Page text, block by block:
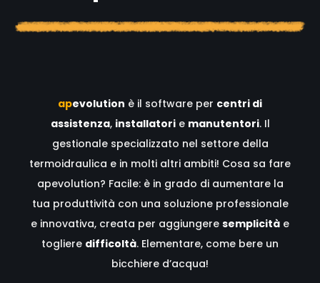
apevolution è il software per centri di
assistenza, installatorie manutentori. Il
gestionale specializzato nel settore della
termoidraulica e in molti altri ambiti! Cosa sa fare
apevolution? Facile: è in grado di aumentare la
tua produttività con una soluzione professionale
e innovativa, creata per aggiungere semplicità e
togliere difficoltà. Elementare, come bere un
bicchiere d’acqua!